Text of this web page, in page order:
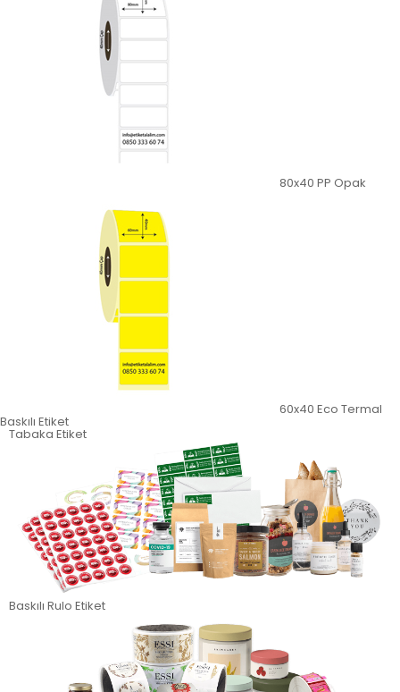
80x40 PP Opak
60x40 Eco Termal
Baskılı Etiket
Tabaka Etiket
Baskılı Rulo Etiket